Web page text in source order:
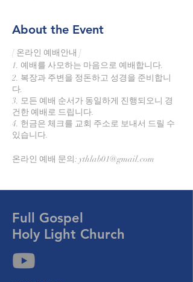
About the Event
[ 온라인 예배안내 ]
1. 예배를 사모하는 마음으로 예배합니다.
2. 복장과 주변을 정돈하고 성경을 준비합니
다.
3. 모든 예배 순서가 동일하게 진행되오니 경
건한 예배로 드립니다.
4. 헌금은 체크를 교회 주소로 보내서 드릴 수
있습니다.
온라인 예배 문의: ythlab01@gmail.com
Full Gospel
Holy Light Church